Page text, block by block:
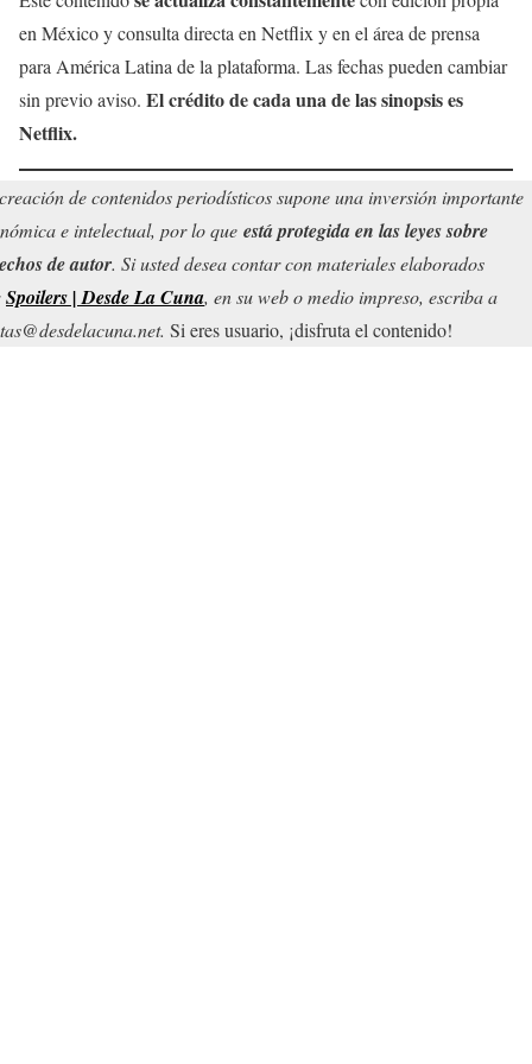
en México y consulta directa en Netflix y en el área de prensa
para América Latina de la plataforma. Las fechas pueden cambiar
sin previo aviso. El crédito de cada una de las sinopsis es
Netflix.
de contenidos periodísticos supone una inversión importante
e intelectual, por lo que está protegida en las leyes sobre
de autor. Si usted desea contar con materiales elaborados
Spoilers | Desde La Cuna, en su web o medio impreso, escriba a
Si eres usuario, ¡disfruta el contenido!